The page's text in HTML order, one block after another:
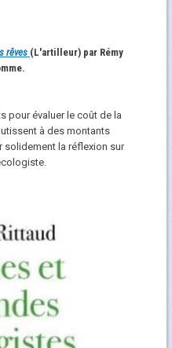
rêves (L'artilleur) par Rémy
pour évaluer le coût de la
à des montants
solidement la réflexion sur